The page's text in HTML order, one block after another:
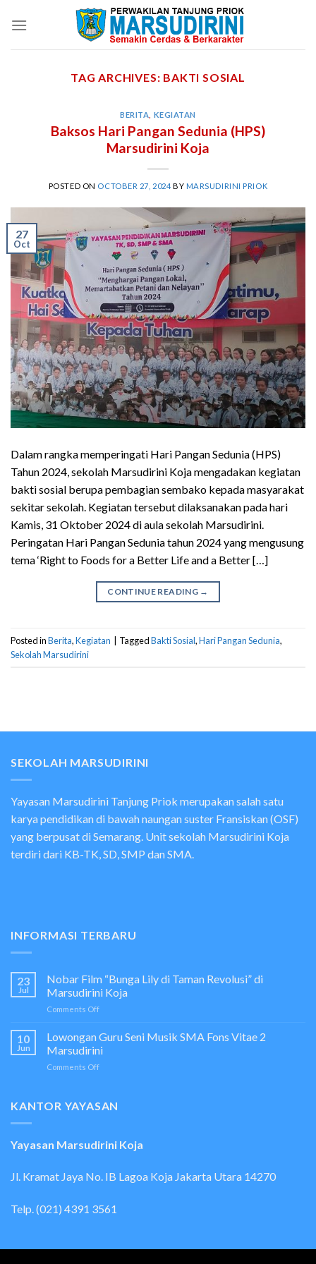
TAG ARCHIVES: BAKTI SOSIAL
BERITA KEGIATAN
Baksos Hari Pangan Sedunia (HPS)
Marsudirini Koja
POSTED ON OCTOBER 27, 2024 BY MARSUDIRINI PRIOK
27
Oct
Dalam rangka memperingati Hari Pangan Sedunia (HPS)
Tahun 2024, sekolah Marsudirini Koja mengadakan kegiatan
bakti sosial berupa pembagian sembako kepada masyarakat
sekitar sekolah. Kegiatan tersebut dilaksanakan pada hari
Kamis, 31 Oktober 2024 di aula sekolah Marsudirini.
Peringatan Hari Pangan Sedunia tahun 2024 yang mengusung
tema ‘Right to Foods for a Better Life and a Better […]
CONTINUE READING →
Posted inBerita,Kegiatan TaggedBakti Sosial,Hari Pangan Sedunia,
Sekolah Marsudirini
SEKOLAH MARSUDIRINI
Yayasan Marsudirini Tanjung Priok merupakan salah satu
karya pendidikan di bawah naungan suster Fransiskan (OSF)
yang berpusat di Semarang. Unit sekolah Marsudirini Koja
terdiri dari KB-TK, SD, SMP dan SMA.
INFORMASI TERBARU
23
Jul
Nobar Film “Bunga Lily di Taman Revolusi” di
Marsudirini Koja
Comments Offon
Film
“Bunga
Lily
di
di
10
Jun
Lowongan Guru Seni Musik SMA Fons Vitae 2
Marsudirini
Comments Offon
Seni
Vitae
Marsudirini
KANTOR YAYASAN
Yayasan Marsudirini Koja
Jl. Kramat Jaya No. IB Lagoa Koja Jakarta Utara 14270
Telp. (021) 4391 3561